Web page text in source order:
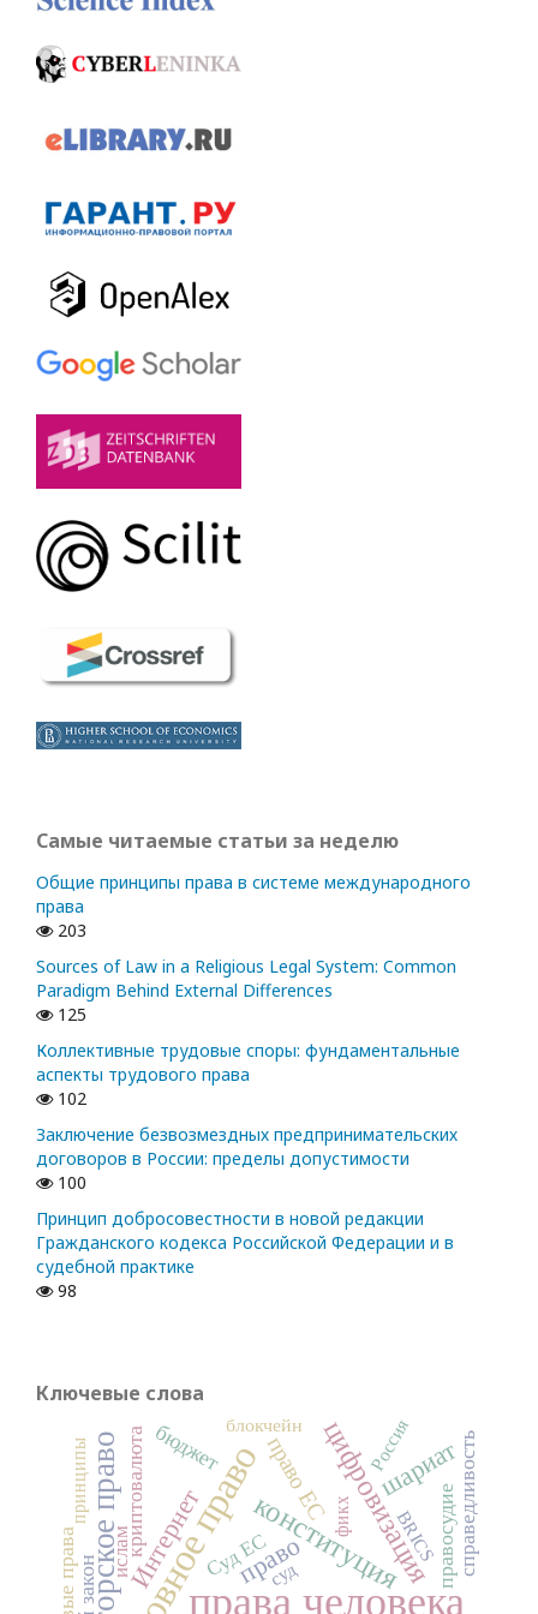
Самые читаемые статьи за неделю
Общие принципы права в системе международного
права
203
Sources of Law in a Religious Legal System: Common
Paradigm Behind External Differences
125
Коллективные трудовые споры: фундаментальные
аспекты трудового права
102
Заключение безвозмездных предпринимательских
договоров в России: пределы допустимости
100
Принцип добросовестности в новой редакции
Гражданского кодекса Российской Федерации и в
судебной практике
98
Ключевые слова
права человека
авторское право конституция
цифровизация
право
шариат
Интернет
право ЕС
бюджет
правосудие
криптовалюта справедливость
Суд ЕС
ислам
принципы
суд
Россия
фикх
блокчейн
BRICS